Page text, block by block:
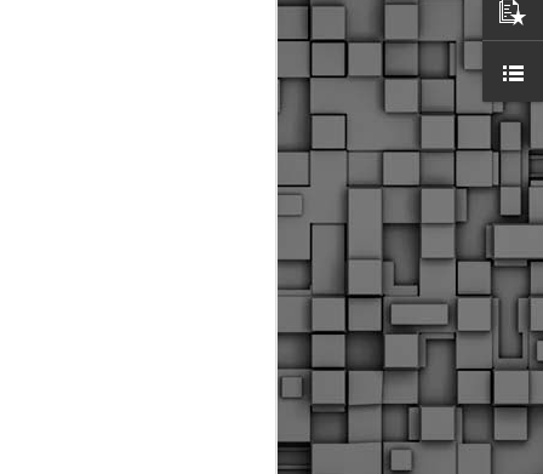
αστυνομικούς, οι οποίοι έχουν
εκπαίδευσή τους και
καθήκοντα.
ο Δήμος παρέλαβε τρία